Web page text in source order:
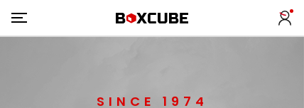
SINCE 1974